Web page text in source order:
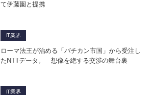
て伊藤園と提携
IT業界
ローマ法王が治める「バチカン市国」から受注し
たNTTデータ。 想像を絶する交渉の舞台裏
IT業界